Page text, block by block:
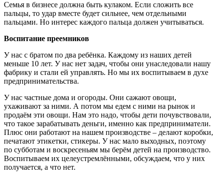
Семья в бизнесе должна быть кулаком. Если сложить все
пальцы, то удар вместе будет сильнее, чем отдельными
пальцами. Но интерес каждого пальца должен учитываться.
Воспитание преемников
У нас с братом по два ребёнка. Каждому из наших детей
меньше 10 лет. У нас нет задач, чтобы они унаследовали нашу
фабрику и стали ей управлять. Но мы их воспитываем в духе
предпринимательства.
У нас частные дома и огороды. Они сажают овощи,
ухаживают за ними. А потом мы едем с ними на рынок и
продаём эти овощи. Нам это надо, чтобы дети почувствовали,
что такое зарабатывать деньги, именно как предприниматели.
Плюс они работают на нашем производстве – делают коробки,
печатают этикетки, стикеры. У нас мало выходных, поэтому
по субботам и воскресеньям мы берём детей на производство.
Воспитываем их целеустремлёнными, обсуждаем, что у них
получается, а что нет.